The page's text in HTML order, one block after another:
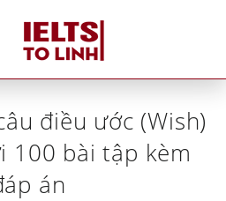
»Triệt tận gốc câu điều
với 100 bài tập kèm đáp án
điều ước (Wish)
100 bài tập kèm
án